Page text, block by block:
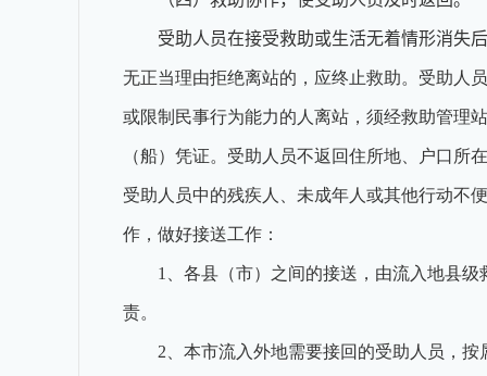
受助人员在接受救助或生活无着情形消失
无正当理由拒绝离站的，应终止救助。受助人
或限制民事行为能力的人离站，须经救助管理
（船）凭证。受助人员不返回住所地、户口
受助人员中的残疾人、未成年人或其他行动不
作，做好接送工作：
1、各县（市）之间的接送，由流入地县
责。
2、本市流入外地需要接回的受助人员，